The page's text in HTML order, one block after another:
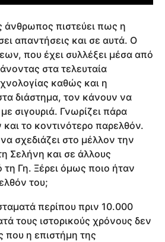
άνθρωπος πιστεύει πως η
απαντήσεις και σε αυτά. Ο
που έχει συλλέξει μέσα από
στα τελευταία
καθώς και η
διάστημα, τον κάνουν να
σιγουριά. Γνωρίζει πάρα
το κοντινότερο παρελθόν.
σχεδιάζει στο μέλλον την
Σελήνη και σε άλλους
Γη. Ξέρει όμως ποιο ήταν
του;
περίπου πριν 10.000
τους ιστορικούς χρόνους δεν
που η επιστήμη της